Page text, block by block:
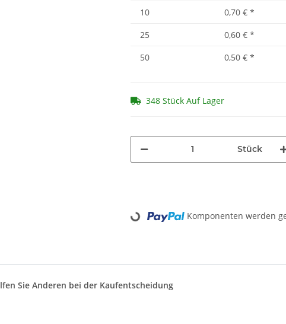
10
0,70 € *
25
0,60 € *
50
0,50 € *
348 Stück Auf Lager
Stück
Loading... Komponenten werden
Sie Anderen bei der Kaufentscheidung